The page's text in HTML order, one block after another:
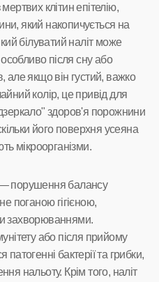
клітин епітелію,
який накопичується на
білуватий наліт може
після сну або
але якщо він густий, важко
колір, це привід для
здоров'я порожнини
його поверхня усеяна
мікроорганізми.
порушення балансу
поганою гігієною,
захворюваннями.
або після прийому
бактерії та грибки,
нальоту. Крім того, наліт